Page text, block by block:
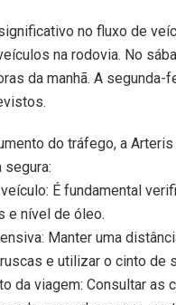
no fluxo de
na rodovia. No
da manhã. A
do tráfego, a
segura:
É fundamental
e nível de óleo.
Manter uma
e utilizar o cinto de
da viagem: Consultar